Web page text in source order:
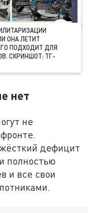
ОНА ЛЕТИТ
ПОДХОДИТ ДЛЯ
СКРИНШОТ: ТГ-
нет
не
дефицит
полностью
и все свои